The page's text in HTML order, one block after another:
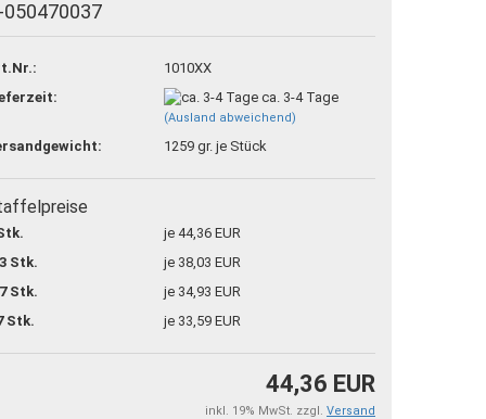
erstellen
vergessen?
050470037
1010XX
ca. 3-4 Tage
(Ausland abweichend)
1259 gr. je Stück
je 44,36 EUR
Stk.
je 38,03 EUR
Stk.
je 34,93 EUR
Stk.
je 33,59 EUR
44,36 EUR
inkl. 19% MwSt. zzgl. Versand